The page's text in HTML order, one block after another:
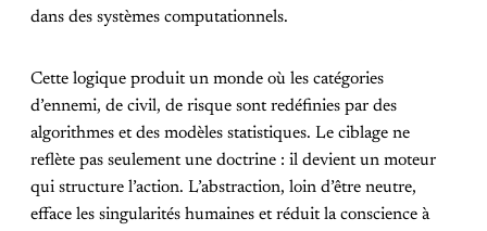
dans des systèmes computationnels.
Cette logique produit un monde où les catégories
d’ennemi, de civil, de risque sont redéfinies par des
algorithmes et des modèles statistiques. Le ciblage ne
reflète pas seulement une doctrine : il devient un moteur
qui structure l’action. L’abstraction, loin d’être neutre,
efface les singularités humaines et réduit la conscience à